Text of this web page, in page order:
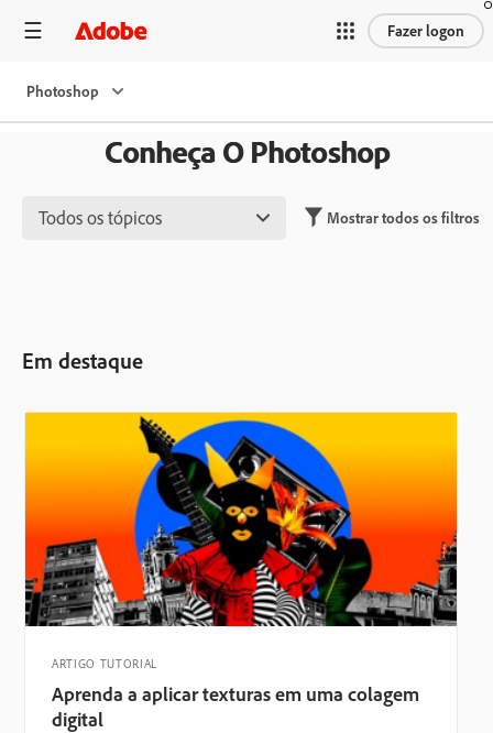
Fazer logon
Photoshop
Conheça O Photoshop
Todos os tópicos Mostrar todos os filtros
Em destaque
ARTIGO TUTORIAL
Aprenda a aplicar texturas em uma colagem
digital